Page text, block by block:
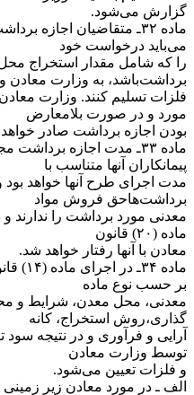
گزارش می‌شود.
می‌باید درخواست خود
را که شامل مقدار استخراج
برداشت‌باشد، به وزارت معادن و
فلزات تسلیم کنند. وزارت
مورد و در صورت بلامعارض
بودن اجازه برداشت صادر
‌ماده ۳۳ـ مدت اجازه
پیمانکاران آنها متناسب با
مدت اجرای طرح آنها خواهد بود
برداشت‌ها‌حق فروش مواد
معدنی مورد برداشت را ندارند
ماده (۲۰) قانون
معادن با آنها رفتار خواهد شد.
‌ماده
بر حسب نوع ماده
معدنی، محل معدن، شرایط و
گذاری،‌روش استخراج، کانه
آرایی و فرآوری و در نتیجه
توسط وزارت معادن
و فلزات تعیین می‌شود.